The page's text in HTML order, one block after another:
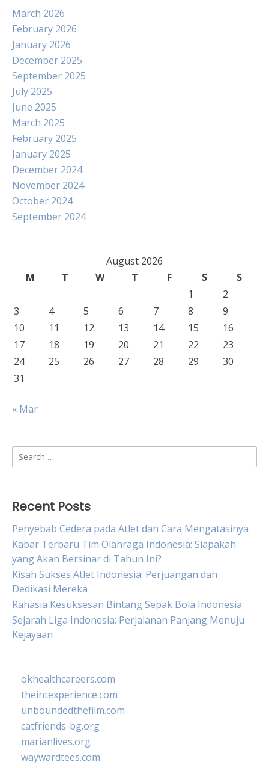
March 2026
February 2026
January 2026
December 2025
September 2025
July 2025
June 2025
March 2025
February 2025
January 2025
December 2024
November 2024
October 2024
September 2024
August 2026
M
T W T F S
S
1
2
3
4 5 6 7 8
9
10
11 12 13 14 15
16
17
18 19 20 21 22
23
24
25 26 27 28 29
30
31
« Mar
Search
for:
Recent Posts
Penyebab Cedera pada Atlet dan Cara Mengatasinya
Kabar Terbaru Tim Olahraga Indonesia: Siapakah
yang Akan Bersinar di Tahun Ini?
Kisah Sukses Atlet Indonesia: Perjuangan dan
Dedikasi Mereka
Rahasia Kesuksesan Bintang Sepak Bola Indonesia
Sejarah Liga Indonesia: Perjalanan Panjang Menuju
Kejayaan
okhealthcareers.com
theintexperience.com
unboundedthefilm.com
catfriends-bg.org
marianlives.org
waywardtees.com